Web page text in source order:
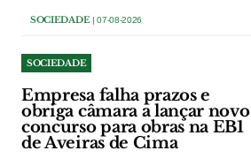
SOCIEDADE| 07-08-2026
SOCIEDADE
Empresa falha prazos e
obriga câmara a lançar novo
concurso para obras na EB1
de Aveiras de Cima